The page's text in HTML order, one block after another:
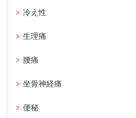
冷え性
生理痛
腰痛
坐骨神経痛
便秘